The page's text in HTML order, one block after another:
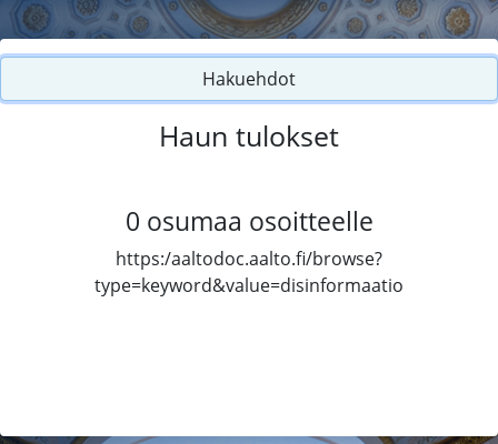
Hakuehdot
Haun tulokset
0 osumaa osoitteelle
https:/aaltodoc.aalto.fi/browse?
type=keyword&value=disinformaatio